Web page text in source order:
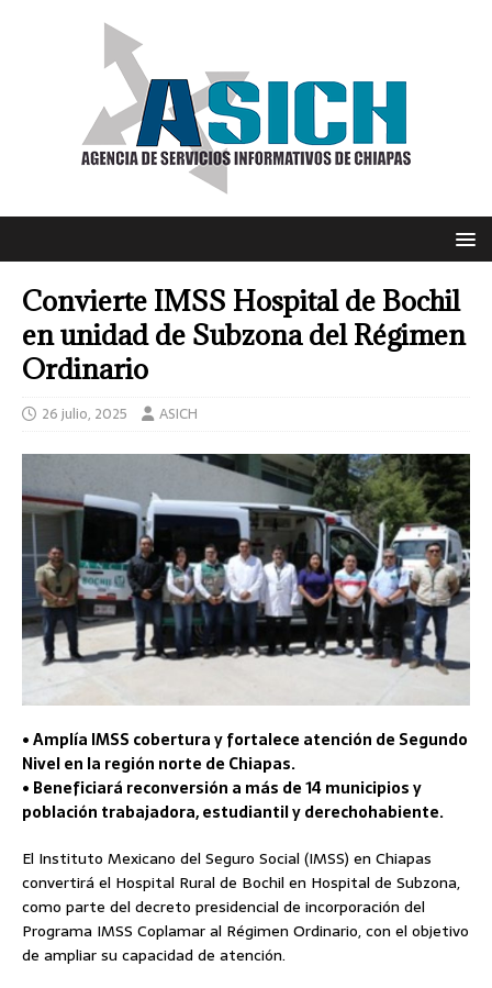
Convierte IMSS Hospital de Bochil
en unidad de Subzona del Régimen
Ordinario
26 julio, 2025 ASICH
• Amplía IMSS cobertura y fortalece atención de Segundo
Nivel en la región norte de Chiapas.
• Beneficiará reconversión a más de 14 municipios y
población trabajadora, estudiantil y derechohabiente.
El Instituto Mexicano del Seguro Social (IMSS) en Chiapas
convertirá el Hospital Rural de Bochil en Hospital de Subzona,
como parte del decreto presidencial de incorporación del
Programa IMSS Coplamar al Régimen Ordinario, con el objetivo
de ampliar su capacidad de atención.